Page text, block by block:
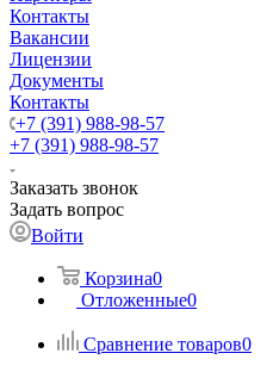
Контакты
Вакансии
Лицензии
Документы
Контакты
+7 (391) 988-98-57
+7 (391) 988-98-57
Заказать звонок
Задать вопрос
Войти
Корзина0
Отложенные0
Сравнение товаров0